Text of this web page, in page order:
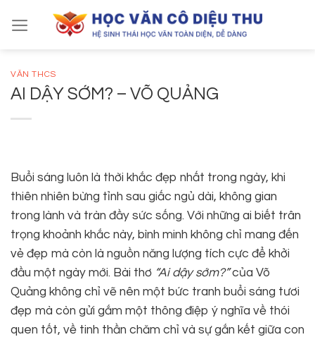
VĂN THCS
AI DẬY SỚM? – VÕ QUẢNG
Buổi sáng luôn là thời khắc đẹp nhất trong ngày, khi
thiên nhiên bừng tỉnh sau giấc ngủ dài, không gian
trong lành và tràn đầy sức sống. Với những ai biết trân
trọng khoảnh khắc này, bình minh không chỉ mang đến
vẻ đẹp mà còn là nguồn năng lượng tích cực để khởi
đầu một ngày mới. Bài thơ “Ai dậy sớm?”của Võ
Quảng không chỉ vẽ nên một bức tranh buổi sáng tươi
đẹp mà còn gửi gắm một thông điệp ý nghĩa về thói
quen tốt, về tinh thần chăm chỉ và sự gắn kết giữa con